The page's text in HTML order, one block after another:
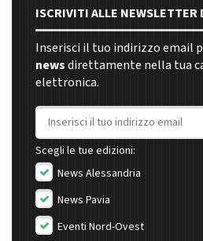
ISCRIVITI ALLE NEWSLETTER
Inserisci il tuo indirizzo email
newsdirettamente nella tua
elettronica.
Indirizzo email
Scegli le tue edizioni:
News Alessandria
News Pavia
Eventi Nord-Ovest